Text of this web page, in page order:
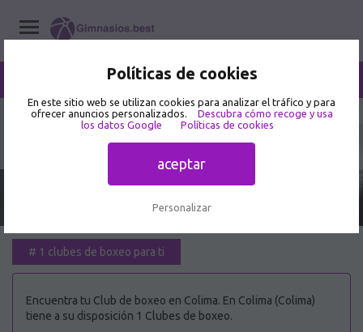
Políticas de cookies
En este sitio web se utilizan cookies para analizar el tráfico y para
ofrecer anuncios personalizados.
Descubra cómo recoge y usa
los datos Google
Políticas de cookies
aceptar
Personalizar
Clubes de boxeo /Colima / Colima
Mejor Club de boxeo en Colima 🥇
# 1 clubes de boxeo para ti
Encuentra tu Club de boxeo en Colima. En Colima (Colima)
tiene a su disposición 1 Clubes de boxeo.